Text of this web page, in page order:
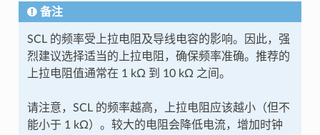
备注
SCL 的频率受上拉电阻及导线电容的影响。因此，强
烈建议选择适当的上拉电阻，确保频率准确。推荐的
上拉电阻值通常在 1 kΩ 到 10 kΩ 之间。
请注意，SCL 的频率越高，上拉电阻应该越小（但不
能小于 1 kΩ）。较大的电阻会降低电流，增加时钟